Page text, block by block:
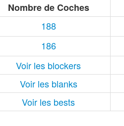
Nombre de Coches
188
186
Voir les blockers
Voir les blanks
Voir les bests